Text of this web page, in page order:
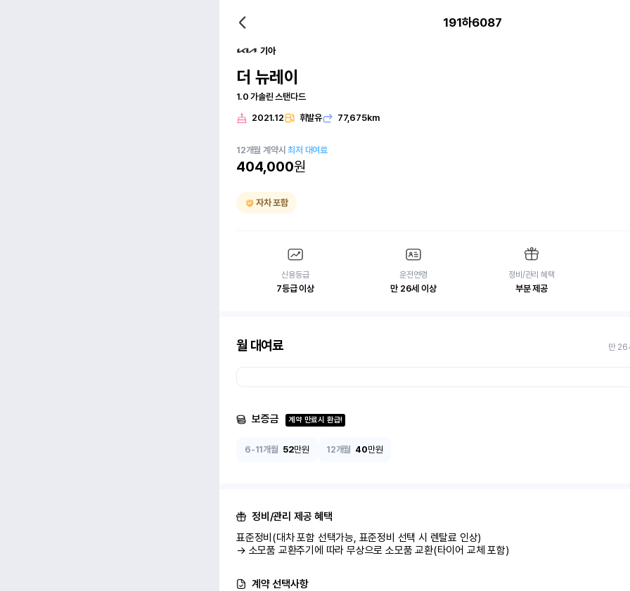
191하6087
기아
더 뉴레이
1.0 가솔린 스탠다드
2021.12 휘발유 77,675km
12개월 계약시최저 대여료
404,000원
자차 포함
신용등급
7등급 이상
운전연령
만 26세 이상
정비/관리 혜택
부분 제공
월 대여료 만 26
보증금 계약 만료시 환급!
6-11개월 52만원 12개월 40만원
정비/관리 제공 혜택
표준정비(대차 포함 선택가능, 표준정비 선택 시 렌탈료 인상)
→ 소모품 교환주기에 따라 무상으로 소모품 교환(타이어 교체 포함)
계약 선택사항